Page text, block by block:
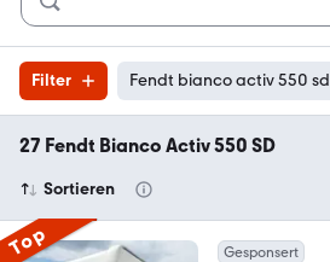
Filter Fendt bianco activ 550 sd
27 Fendt Bianco Activ 550 SD
Sortieren
Top Gesponsert